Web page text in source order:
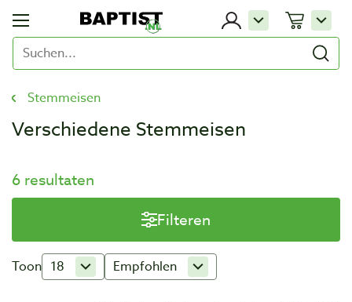
Stemmeisen
Verschiedene Stemmeisen
6 resultaten
Filteren
Toon 18 Empfohlen